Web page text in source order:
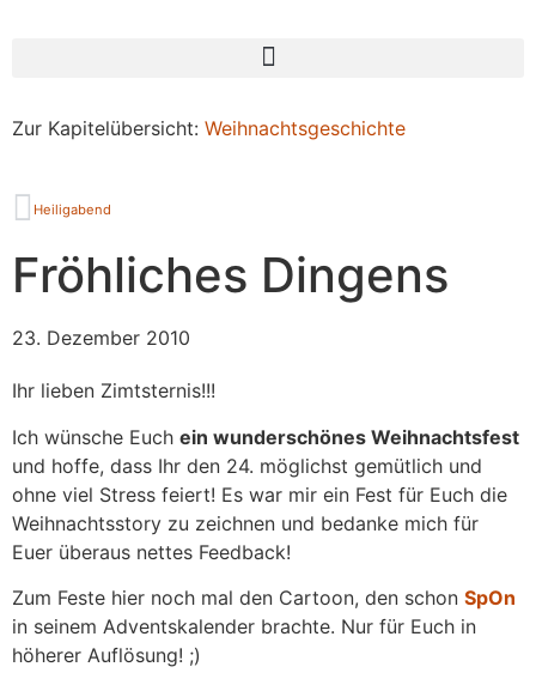
Zur Kapitelübersicht: Weihnachtsgeschichte
Heiligabend
Fröhliches Dingens
23. Dezember 2010
Ihr lieben Zimtsternis!!!
Ich wünsche Euch ein wunderschönes Weihnachtsfest
und hoffe, dass Ihr den 24. möglichst gemütlich und
ohne viel Stress feiert! Es war mir ein Fest für Euch die
Weihnachtsstory zu zeichnen und bedanke mich für
Euer überaus nettes Feedback!
Zum Feste hier noch mal den Cartoon, den schon SpOn
in seinem Adventskalender brachte. Nur für Euch in
höherer Auflösung! ;)